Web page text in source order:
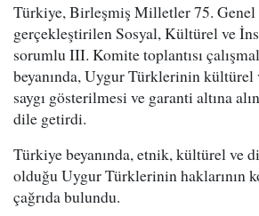
Türkiye, Birleşmiş Milletler 75. Genel
gerçekleştirilen Sosyal, Kültürel ve
sorumlu III. Komite toplantısı
beyanında, Uygur Türklerinin
saygı gösterilmesi ve garanti altına
dile getirdi.
Türkiye beyanında, etnik, kültürel ve
olduğu Uygur Türklerinin haklarının
çağrıda bulundu.